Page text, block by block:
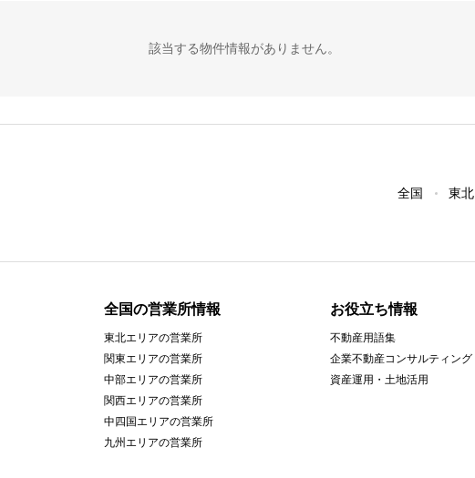
該当する物件情報がありません。
全国 東北
全国の営業所情報
東北エリアの営業所
関東エリアの営業所
中部エリアの営業所
関西エリアの営業所
中四国エリアの営業所
九州エリアの営業所
お役立ち情報
不動産用語集
企業不動産コンサルティング
資産運用・土地活用